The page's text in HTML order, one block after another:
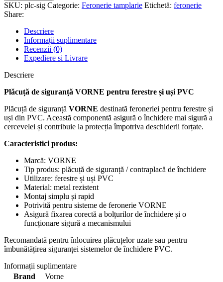
SKU: plc-sig Categorie: Feronerie tamplarie Etichetă: feronerie
Share:
Descriere
Informații suplimentare
Recenzii (0)
Expediere si Livrare
Descriere
Plăcuță de siguranță VORNE pentru ferestre și uși PVC
Plăcuță de siguranță VORNE destinată feroneriei pentru ferestre și
uși din PVC. Această componentă asigură o închidere mai sigură a
cercevelei și contribuie la protecția împotriva deschiderii forțate.
Caracteristici produs:
Marcă: VORNE
Tip produs: plăcuță de siguranță / contraplacă de închidere
Utilizare: ferestre și uși PVC
Material: metal rezistent
Montaj simplu și rapid
Potrivită pentru sisteme de feronerie VORNE
Asigură fixarea corectă a bolțurilor de închidere și o
funcționare sigură a mecanismului
Recomandată pentru înlocuirea plăcuțelor uzate sau pentru
îmbunătățirea siguranței sistemelor de închidere PVC.
Informații suplimentare
Brand
Vorne